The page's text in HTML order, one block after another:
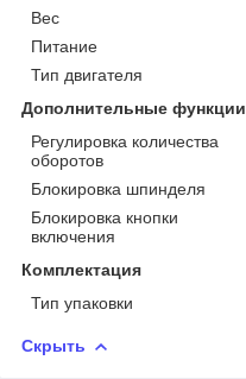
Вес
Питание
Тип двигателя
Дополнительные функции
Регулировка количества
оборотов
Блокировка шпинделя
Блокировка кнопки
включения
Комплектация
Тип упаковки
Скрыть